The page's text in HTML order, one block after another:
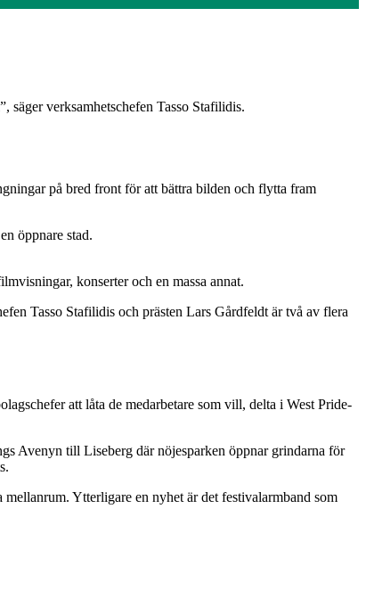
säger verksamhetschefen Tasso Stafilidis.
på bred front för att bättra bilden och flytta fram
öppnare stad.
konserter och en massa annat.
Tasso Stafilidis och prästen Lars Gårdfeldt är två av flera
att låta de medarbetare som vill, delta i West Pride-
Avenyn till Liseberg där nöjesparken öppnar grindarna för
Ytterligare en nyhet är det festivalarmband som